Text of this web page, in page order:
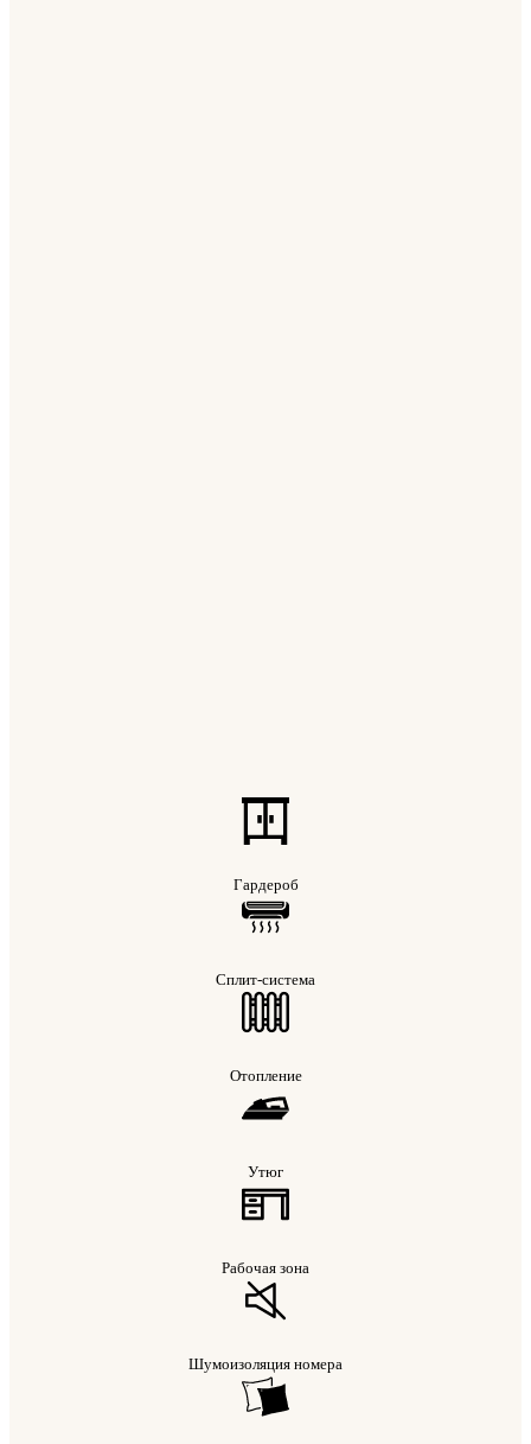
Гардероб
Сплит-система
Отопление
Утюг
Рабочая зона
Шумоизоляция номера